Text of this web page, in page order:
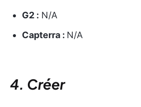
G2 : N/A
Capterra : N/A
4. Créer